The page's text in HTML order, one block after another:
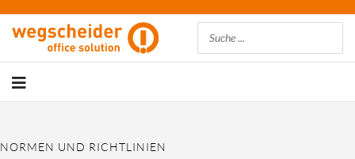
NORMEN UND RICHTLINIEN